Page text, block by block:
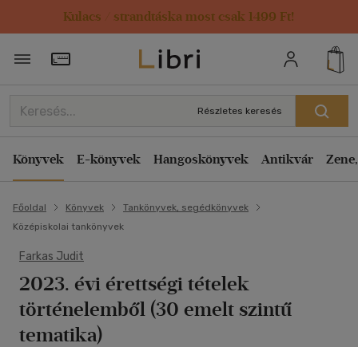
Kulacs / strandtáska most csak 1499 Ft!
Törzsvásárlói Kártya adatai
Részletes keresés
Könyvek E-könyvek Hangoskönyvek Antikvár
Főoldal Könyvek
Tankönyvek, segédkönyvek
Középiskolai tankönyvek
Farkas Judit
2023. évi érettségi tételek
történelemből (30 emelt szintű
tematika)